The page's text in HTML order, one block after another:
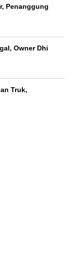
Penanggung
Owner Dhi
Truk,